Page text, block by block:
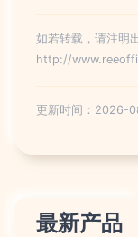
如若转载，请注明
http://
更新时间：2026-
最新产品